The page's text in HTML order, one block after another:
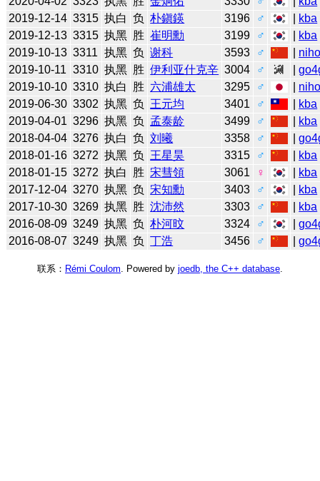
2019-12-14 3315 执白 负 朴鎭鍈 3196 ♂ kba
2019-12-13 3315 执黑 胜 崔明勳 3199 ♂ kba
2019-10-13 3311 执黑 负 谢科 3593 ♂
2019-10-11 3310 执黑 胜 伊利亚什克辛 3004 ♂ |
2019-10-10 3310 执白 胜 六浦雄太 3295 ♂
2019-06-30 3302 执黑 负 王元均 3401 ♂ kba
2019-04-01 3296 执黑 负 孟泰龄 3499 ♂ kba
2018-04-04 3276 执白 负 刘曦 3358 ♂ |
2018-01-16 3272 执黑 负 王星昊 3315 ♂ kba
2018-01-15 3272 执白 胜 宋彗領 3061 ♀ kba
2017-12-04 3270 执黑 负 宋知勳 3403 ♂ kba
2017-10-30 3269 执黑 胜 沈沛然 3303 ♂ kba
2016-08-09 3249 执黑 负 朴河旼 3324 ♂ |
2016-08-07 3249 执黑 负 丁浩 3456 ♂ |
联系： Rémi Coulom . Powered by joedb, the C++ database